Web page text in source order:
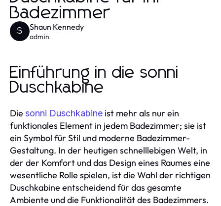
Badezimmer
S Shaun Kennedy
admin
Einführung in die sonni
Duschkabine
Die sonni Duschkabine ist mehr als nur ein
funktionales Element in jedem Badezimmer; sie ist
ein Symbol für Stil und moderne Badezimmer-
Gestaltung. In der heutigen schnelllebigen Welt, in
der der Komfort und das Design eines Raumes eine
wesentliche Rolle spielen, ist die Wahl der richtigen
Duschkabine entscheidend für das gesamte
Ambiente und die Funktionalität des Badezimmers.